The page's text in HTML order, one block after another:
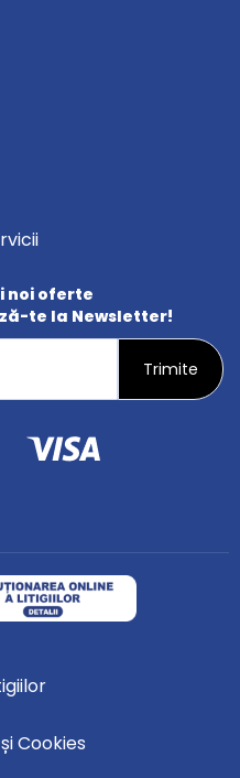
noi oferte
te la Newsletter!
Cookies